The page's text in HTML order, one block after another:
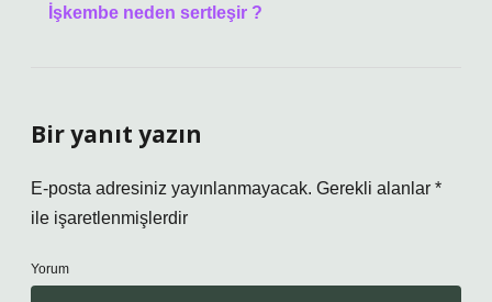
İşkembe neden sertleşir ?
Bir yanıt yazın
E-posta adresiniz yayınlanmayacak. Gerekli alanlar *
ile işaretlenmişlerdir
Yorum